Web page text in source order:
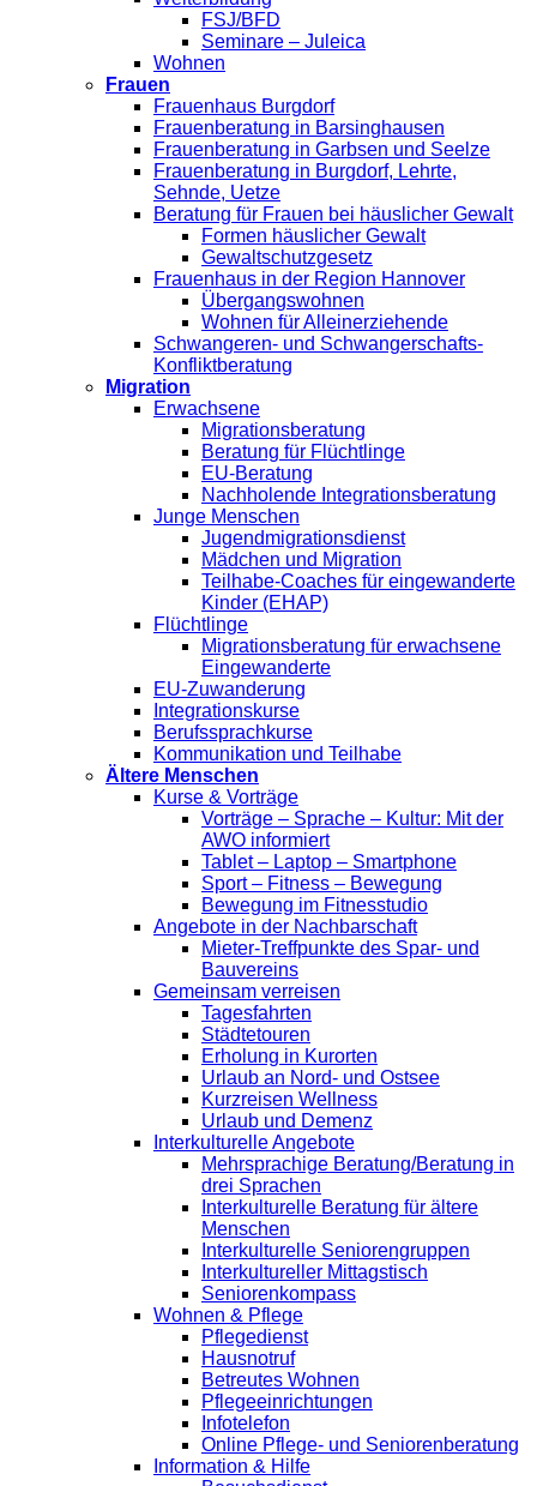
FSJ/BFD
Seminare – Juleica
Wohnen
Frauen
Frauenhaus Burgdorf
Frauenberatung in Barsinghausen
Frauenberatung in Garbsen und Seelze
Frauenberatung in Burgdorf, Lehrte,
Sehnde, Uetze
Beratung für Frauen bei häuslicher Gewalt
Formen häuslicher Gewalt
Gewaltschutzgesetz
Frauenhaus in der Region Hannover
Übergangswohnen
Wohnen für Alleinerziehende
Schwangeren- und Schwangerschafts-
Konfliktberatung
Migration
Erwachsene
Migrationsberatung
Beratung für Flüchtlinge
EU-Beratung
Nachholende Integrationsberatung
Junge Menschen
Jugendmigrationsdienst
Mädchen und Migration
Teilhabe-Coaches für eingewanderte
Kinder (EHAP)
Flüchtlinge
Migrationsberatung für erwachsene
Eingewanderte
EU-Zuwanderung
Integrationskurse
Berufssprachkurse
Kommunikation und Teilhabe
Ältere Menschen
Kurse & Vorträge
Vorträge – Sprache – Kultur: Mit der
AWO informiert
Tablet – Laptop – Smartphone
Sport – Fitness – Bewegung
Bewegung im Fitnesstudio
Angebote in der Nachbarschaft
Mieter-Treffpunkte des Spar- und
Bauvereins
Gemeinsam verreisen
Tagesfahrten
Städtetouren
Erholung in Kurorten
Urlaub an Nord- und Ostsee
Kurzreisen Wellness
Urlaub und Demenz
Interkulturelle Angebote
Mehrsprachige Beratung/Beratung in
drei Sprachen
Interkulturelle Beratung für ältere
Menschen
Interkulturelle Seniorengruppen
Interkultureller Mittagstisch
Seniorenkompass
Wohnen & Pflege
Pflegedienst
Hausnotruf
Betreutes Wohnen
Pflegeeinrichtungen
Infotelefon
Online Pflege- und Seniorenberatung
Information & Hilfe